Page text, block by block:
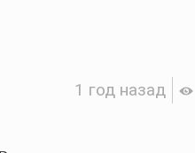
1 год назад